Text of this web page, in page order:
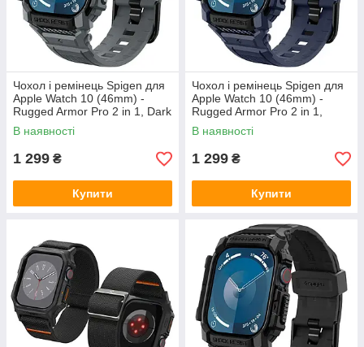
Чохол і ремінець Spigen для
Apple Watch 10 (46mm) -
Rugged Armor Pro 2 in 1, Dark
Gray (ACS08605)
В наявності
1 299 ₴
Купити
Чохол і ремінець Spigen для
Apple Watch 10 (46mm) -
Rugged Armor Pro 2 in 1,
Navy Blue (ACS08606)
В наявності
1 299 ₴
Купити